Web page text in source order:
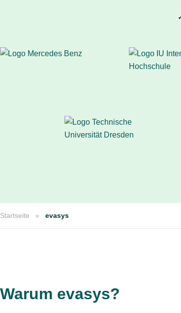
Startseite evasys
Warum evasys?